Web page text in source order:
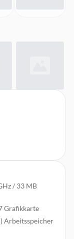
/ 33 MB
Grafikkarte
Arbeitsspeicher